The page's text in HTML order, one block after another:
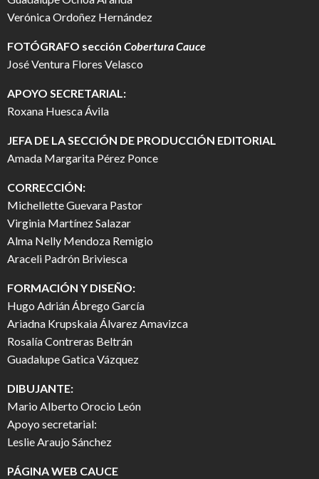
Verónica Ordoñez Hernández
FOTÓGRAFO sección Cobertura Cauce
José Ventura Flores Velasco
APOYO SECRETARIAL:
Roxana Huesca Ávila
JEFA DE LA SECCIÓN DE PRODUCCIÓN EDITORIAL
Amada Margarita Pérez Ponce
CORRECCIÓN:
Michellette Guevara Pastor
Virginia Martínez Salazar
Alma Nelly Mendoza Remigio
Araceli Padrón Briviesca
FORMACIÓN Y DISEÑO:
Hugo Adrián Ábrego García
Ariadna Krupskaia Álvarez Amavizca
Rosalía Contreras Beltrán
Guadalupe Gatica Vázquez
DIBUJANTE:
Mario Alberto Orocio León
Apoyo secretarial:
Leslie Araujo Sánchez
PÁGINA WEB CAUCE